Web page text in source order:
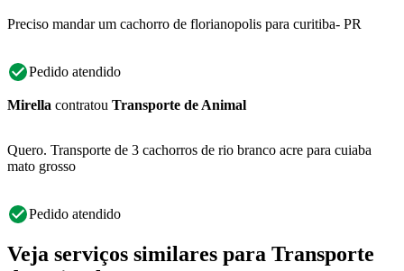
Preciso mandar um cachorro de florianopolis para curitiba- PR
Pedido atendido
Mirella contratou Transporte de Animal
Quero. Transporte de 3 cachorros de rio branco acre para cuiaba
mato grosso
Pedido atendido
Veja serviços similares para Transporte